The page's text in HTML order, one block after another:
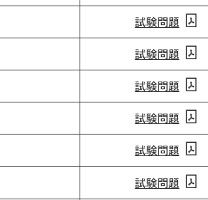
試験問題
試験問題
試験問題
試験問題
試験問題
試験問題